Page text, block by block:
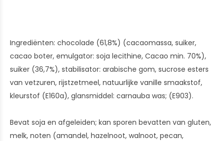
Ingrediënten: chocolade (61,8%) (cacaomassa, suiker,
cacao boter, emulgator: soja lecithine, Cacao min. 70%),
suiker (36,7%), stabilisator: arabische gom, sucrose esters
van vetzuren, rijstzetmeel, natuurlijke vanille smaakstof,
kleurstof (E160a), glansmiddel: carnauba was; (E903).
Bevat soja en afgeleiden; kan sporen bevatten van gluten,
melk, noten (amandel, hazelnoot, walnoot, pecan,